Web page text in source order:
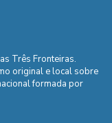
Três Fronteiras.
original e local sobre
formada por